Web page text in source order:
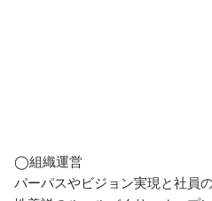
◯組織運営
パーパスやビジョン実現と社員